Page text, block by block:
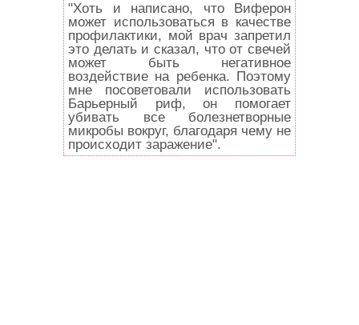
"Хоть и написано, что Виферон
может использоваться в качестве
профилактики, мой врач запретил
это делать и сказал, что от свечей
может быть негативное
воздействие на ребенка. Поэтому
мне посоветовали использовать
Барьерный риф, он помогает
убивать все болезнетворные
микробы вокруг, благодаря чему не
происходит заражение".